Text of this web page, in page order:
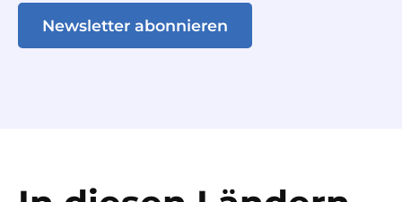
Newsletter abonnieren